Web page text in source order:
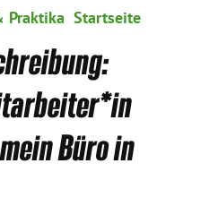
Praktika Startseite
Büro in